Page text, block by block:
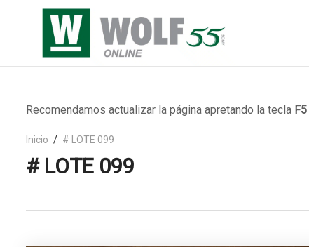
Recomendamos actualizar la página apretando la tecla F5
Inicio # LOTE 099
# LOTE 099